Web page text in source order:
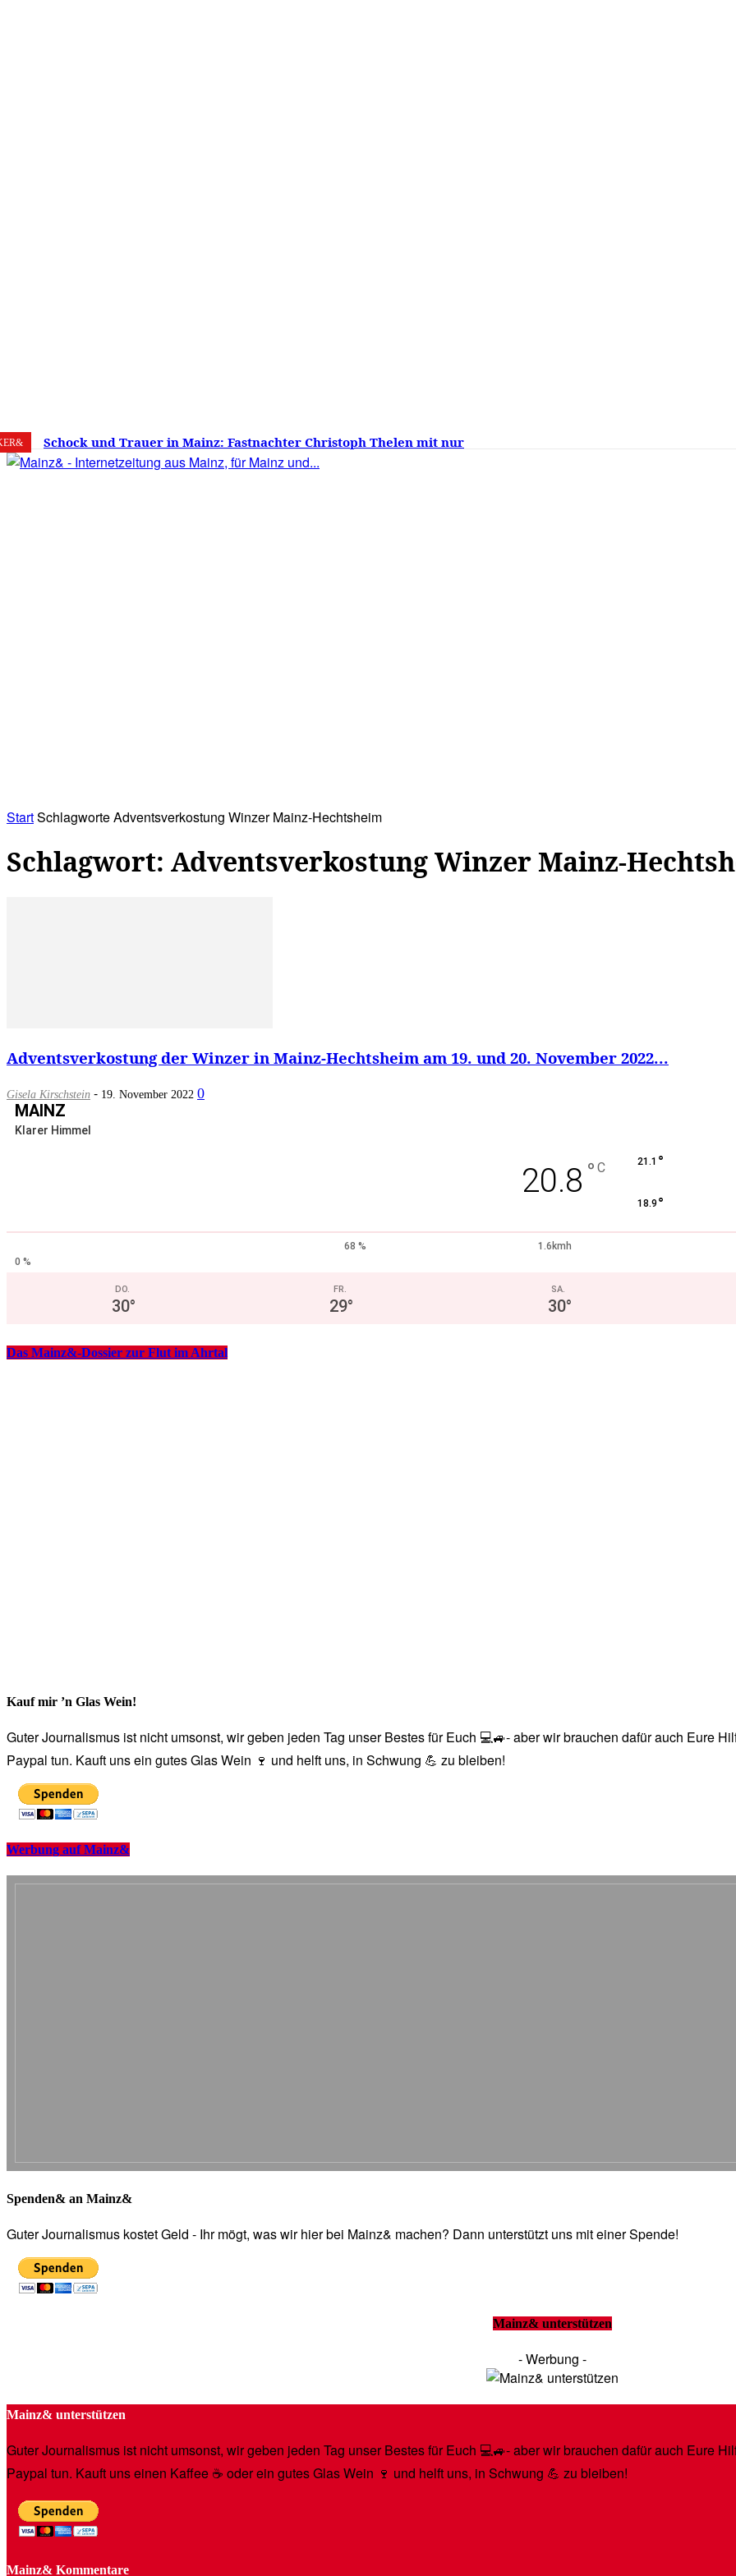
6. August 2026 20.8 Mainz
Schock und Trauer in Mainz: Fastnachter Christoph Thelen mit nur
60 Jahren gestorben – Was ist die Fastnacht ohne…?
StartSchlagworteAdventsverkostung Winzer Mainz-Hechtsheim
Schlagwort: Adventsverkostung Winzer Mainz-
Adventsverkostung der Winzer in Mainz-Hechtsheim am 19. und 20. November 2022...
Gisela Kirschstein - 19. November 2022 0
MAINZ
Klarer Himmel
20.8 ° C 21.1 °
18.9 °
68 %
1.6kmh
0 %
DO.
30°
FR.
29°
SA.
30°
Das Mainz&-Dossier zur Flut im Ahrtal
Kauf mir ’n Glas Wein!
Guter Journalismus ist nicht umsonst, wir geben jeden Tag unser Bestes für Euch 💻🚙- aber wir brauchen dafür auch Eure
Paypal tun. Kauft uns ein gutes Glas Wein 🍷 und helft uns, in Schwung 💪 zu bleiben!
Werbung auf Mainz&
Spenden& an Mainz&
Guter Journalismus kostet Geld - Ihr mögt, was wir hier bei Mainz& machen? Dann unterstützt uns mit einer Spende!
Mainz& unterstützen
- Werbung -
Mainz& unterstützen
Guter Journalismus ist nicht umsonst, wir geben jeden Tag unser Bestes für Euch 💻🚙- aber wir brauchen dafür auch Eure
Paypal tun. Kauft uns einen Kaffee ☕️ oder ein gutes Glas Wein 🍷 und helft uns, in Schwung 💪 zu bleiben!
Mainz& Kommentare